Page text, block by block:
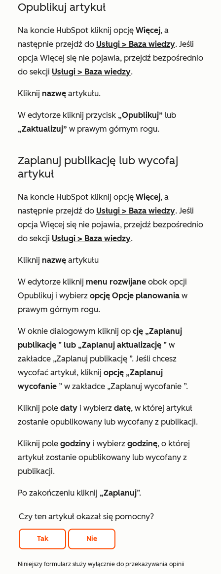
Opublikuj artykuł
Na koncie HubSpot kliknij opcję Więcej, a
następnie przejdź do Usługi > Baza wiedzy. Jeśli
opcja Więcej się nie pojawia, przejdź bezpośrednio
do sekcji Usługi > Baza wiedzy.
Kliknij nazwę artykułu.
W edytorze kliknij przycisk „Opublikuj” lub
„Zaktualizuj” w prawym górnym rogu.
Zaplanuj publikację lub wycofaj
artykuł
Na koncie HubSpot kliknij opcję Więcej, a
następnie przejdź do Usługi > Baza wiedzy. Jeśli
opcja Więcej się nie pojawia, przejdź bezpośrednio
do sekcji Usługi > Baza wiedzy.
Kliknij nazwę artykułu
W edytorze kliknij menu rozwijane obok opcji
Opublikuj i wybierz opcję Opcje planowania w
prawym górnym rogu.
W oknie dialogowym kliknij op cję „Zaplanuj
publikację ” lub „Zaplanuj aktualizację ” w
zakładce „Zaplanuj publikację ”. Jeśli chcesz
wycofać artykuł, kliknij opcję „Zaplanuj
wycofanie ” w zakładce „Zaplanuj wycofanie ”.
Kliknij pole daty i wybierz datę, w której artykuł
zostanie opublikowany lub wycofany z publikacji.
Kliknij pole godziny i wybierz godzinę, o której
artykuł zostanie opublikowany lub wycofany z
publikacji.
Po zakończeniu kliknij „Zaplanuj”.
Czy ten artykuł okazał się pomocny?
Tak Nie
Niniejszy formularz służy wyłącznie do przekazywania opinii